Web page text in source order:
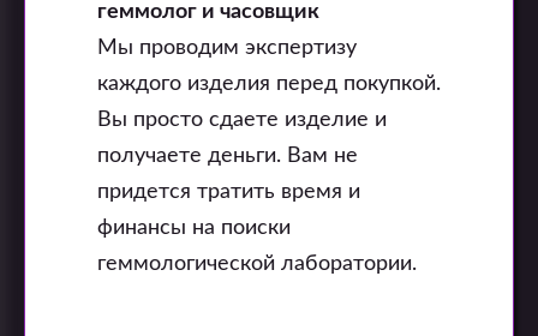
геммолог и часовщик
Мы проводим экспертизу
каждого изделия перед покупкой.
Вы просто сдаете изделие и
получаете деньги. Вам не
придется тратить время и
финансы на поиски
геммологической лаборатории.